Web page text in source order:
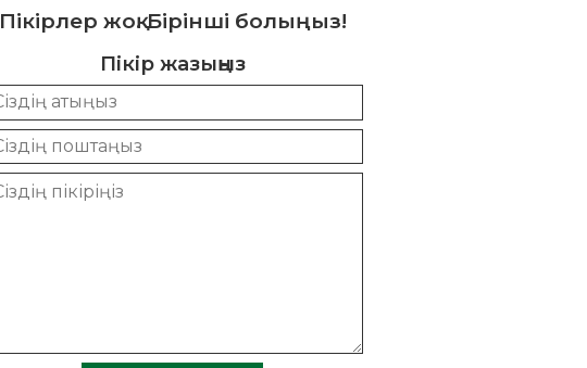
Пікірлер жоқ. Бірінші болыңыз!
Пікір жазыңыз